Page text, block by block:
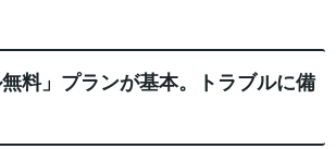
料」プランが基本。トラブルに備